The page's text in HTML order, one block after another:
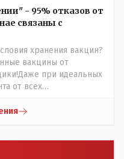
ДОБРОВОЛЬНО уйти с
- 95% отказов от
связаны с
хранения вакцин?
вакцины от
при идеальных
от всех
от дол.....бов не
своих не